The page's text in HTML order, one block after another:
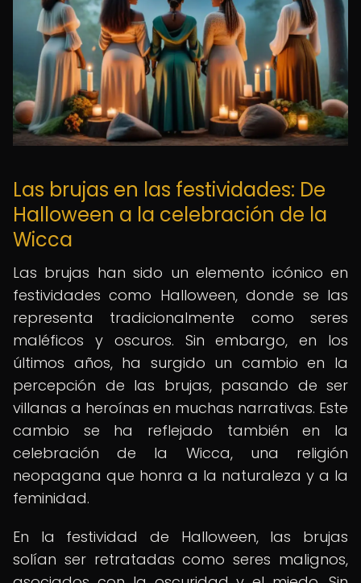
Las brujas en las festividades: De
Halloween a la celebración de la
Wicca
Las brujas han sido un elemento icónico en
festividades como Halloween, donde se las
representa tradicionalmente como seres
maléficos y oscuros. Sin embargo, en los
últimos años, ha surgido un cambio en la
percepción de las brujas, pasando de ser
villanas a heroínas en muchas narrativas. Este
cambio se ha reflejado también en la
celebración de la Wicca, una religión
neopagana que honra a la naturaleza y a la
feminidad.
En la festividad de Halloween, las brujas
solían ser retratadas como seres malignos,